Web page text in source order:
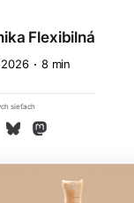
Flexibilná
8 min
sieťach
BlueskyMastodon